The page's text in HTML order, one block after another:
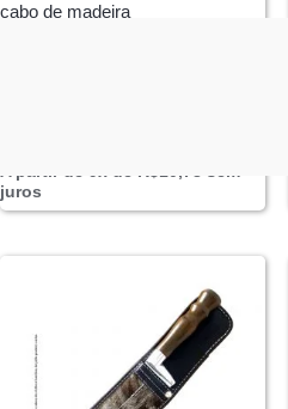
cabo de madeira
A partir de 9x de R$10,78 sem
juros